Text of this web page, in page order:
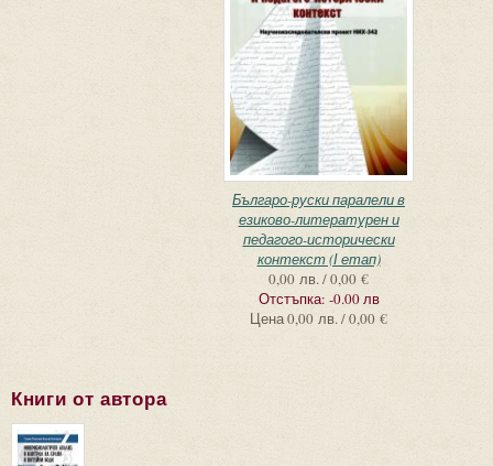
Българо-руски паралели в
езиково-литературен и
педагого-исторически
контекст (І етап)
0,00 лв. / 0,00 €
Отстъпка: -0.00 лв
Цена0,00 лв. / 0,00 €
Книги от автора